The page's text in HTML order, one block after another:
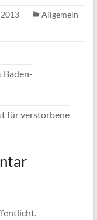
Allgemein
Baden-
für verstorbene